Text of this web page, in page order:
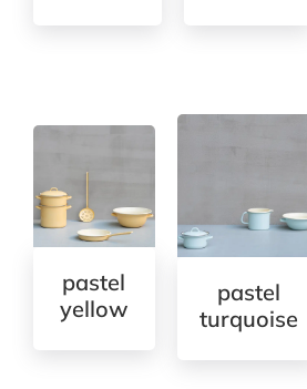
pastel
yellow
pastel
turquoise